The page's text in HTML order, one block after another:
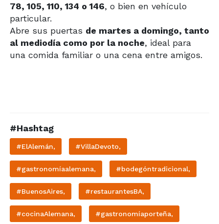
78, 105, 110, 134 o 146, o bien en vehículo
particular.
Abre sus puertas de martes a domingo, tanto
al mediodía como por la noche, ideal para
una comida familiar o una cena entre amigos.
#Hashtag
#ElAlemán, #VillaDevoto,
#gastronomíaalemana, #bodegóntradicional,
#BuenosAires, #restaurantesBA,
#cocinaAlemana, #gastronomíaporteña,